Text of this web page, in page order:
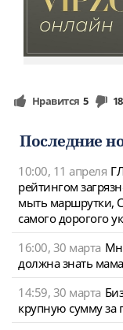
Нравится 5 18
Последние
10:00, 11 апреля
рейтингом
мыть маршрутки,
самого дорогого
16:00, 30 марта
должна знать
14:59, 30 марта
крупную сумму за